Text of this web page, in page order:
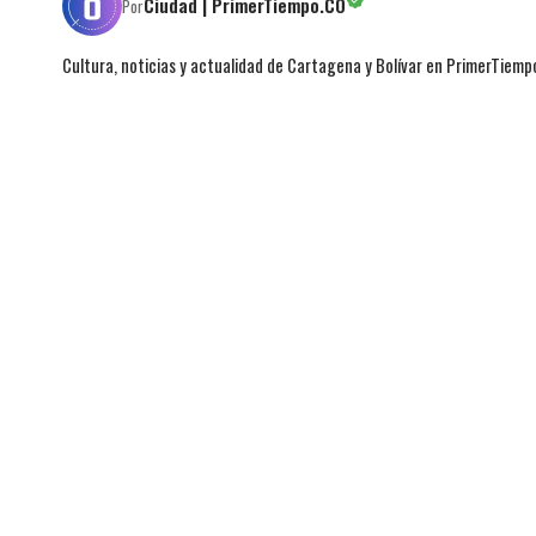
Por
Cultura, noticias y actualidad de Cartagena y Bolívar en